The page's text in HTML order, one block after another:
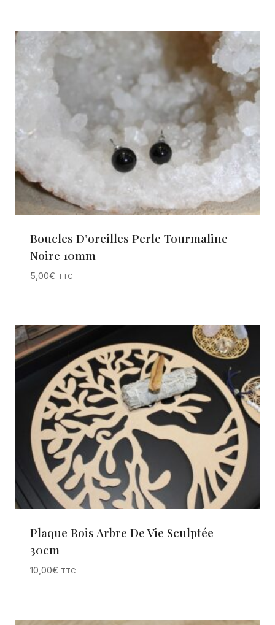
Boucles D’oreilles Perle Tourmaline
Noire 10mm
5,00€ TTC
Plaque Bois Arbre De Vie Sculptée
30cm
10,00€ TTC